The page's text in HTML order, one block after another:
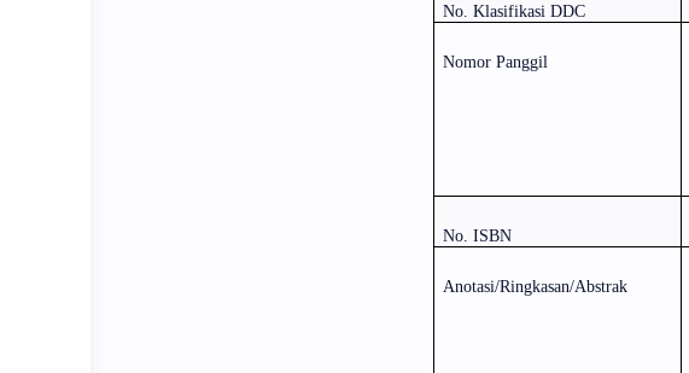
No. Klasifikasi DDC
Nomor Panggil
No. ISBN
Anotasi/Ringkasan/Abstrak